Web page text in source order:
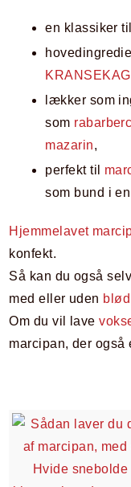
en klassiker
lækker som
som
mazarin,
perfekt til
som bund i en
Hjemmelavet
konfekt.
Så kan du også
med eller uden
Om du vil lave
marcipan, der også